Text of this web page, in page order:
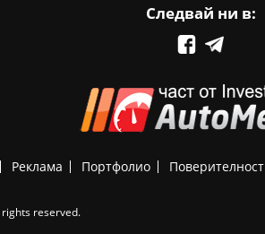
Следвай ни в:
Реклама Портфолио Поверителност
reserved.